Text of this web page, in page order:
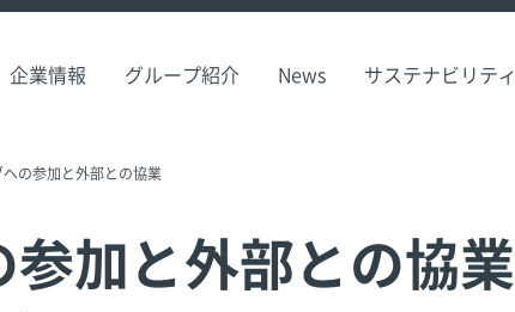
企業情報 グループ紹介 News サステナビリティ
の参加と外部との協業
加と外部との協業